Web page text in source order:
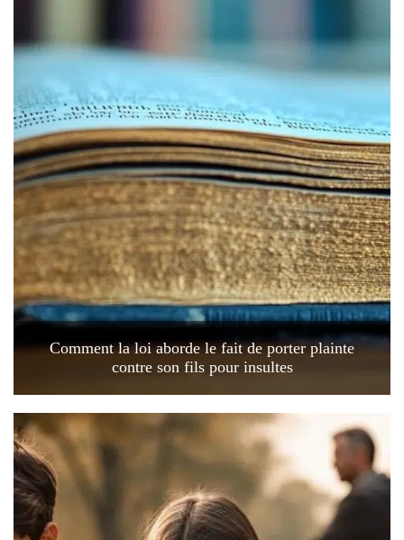
Comment la loi aborde le fait de porter plainte
contre son fils pour insultes